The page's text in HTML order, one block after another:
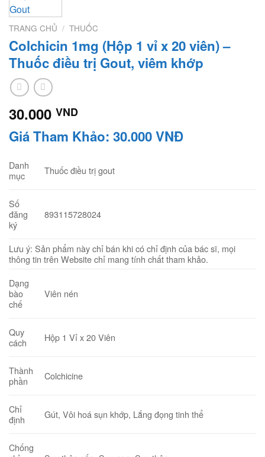
TRANG CHỦ / THUỐC
Colchicin 1mg (Hộp 1 vỉ x 20 viên) –
Thuốc điều trị Gout, viêm khớp
30.000 VND
Giá Tham Khảo: 30.000 VNĐ
Danh
mục
Thuốc điều trị gout
Số
đăng
ký
893115728024
Lưu ý: Sản phẩm này chỉ bán khi có chỉ định của bác sĩ, mọi
thông tin trên Website chỉ mang tính chất tham khảo.
Dạng
bào
chế
Viên nén
Quy
cách
Hộp 1 Vỉ x 20 Viên
Thành
phần
Colchicine
Chỉ
định
Gút, Vôi hoá sụn khớp, Lắng đọng tinh thể
Chống